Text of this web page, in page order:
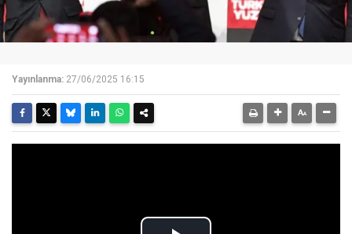
Yayınlanma: 27/06/2025 16:15